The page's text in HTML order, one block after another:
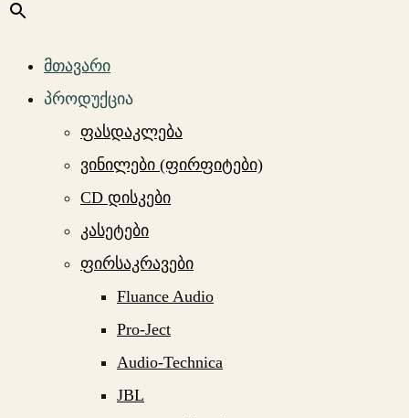
მთავარი
პროდუქცია
ფასდაკლება
ვინილები (ფირფიტები)
CD დისკები
კასეტები
ფირსაკრავები
Fluance Audio
Pro-Ject
Audio-Technica
JBL